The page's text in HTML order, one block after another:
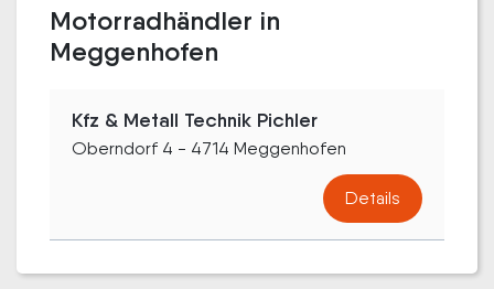
Motorradhändler in
Meggenhofen
Kfz & Metall Technik Pichler
Oberndorf 4 - 4714 Meggenhofen
Details